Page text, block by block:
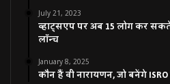
July 21, 2023
व्हाट्सएप पर अब 15 लोग कर
लॉन्च
January 8, 2025
कौन हैं वी नारायणन, जो बनेंगे